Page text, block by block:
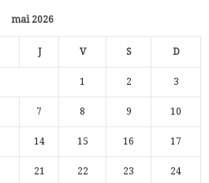
mai 2026
J V S D
1 2 3
7 8 9 10
14 15 16 17
21 22 23 24